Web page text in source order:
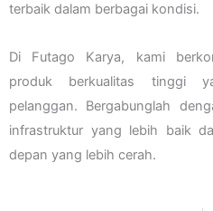
terbaik dalam berbagai kondisi.
Di Futago Karya, kami
produk berkualitas tinggi
pelanggan. Bergabunglah
infrastruktur yang lebih baik
depan yang lebih cerah.